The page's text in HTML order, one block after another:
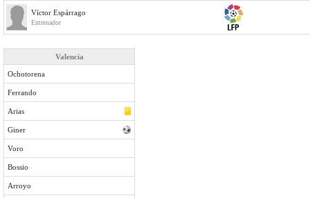
Víctor Espárrago
Entrenador
Valencia
Ochotorena
Ferrando
Arias
Giner
Voro
Bossio
Arroyo